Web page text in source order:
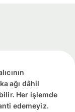
ağı dâhil
Her işlemde
edemeyiz.